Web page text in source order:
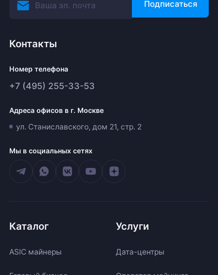
Подписаться
Контакты
Номер телефона
+7 (495) 255-33-53
Адреса офисов в г. Москве
ул. Станиславского, дом 21, стр. 2
Мы в социальных сетях
Каталог
ASIC майнеры
Услуги
Дата-центры